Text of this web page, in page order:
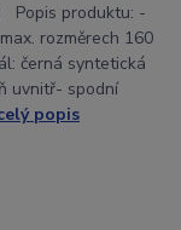
Popis produktu: -
rozměrech 160
černá syntetická
uvnitř- spodní
popis